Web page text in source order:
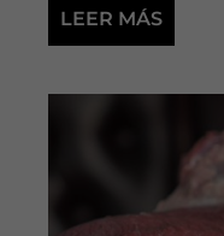
LEER MÁS